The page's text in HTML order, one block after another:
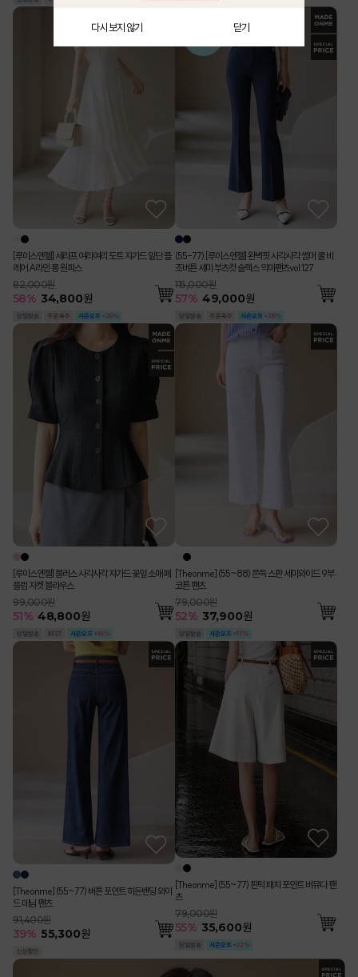
[루이스엔젤] 세라프 여리여리 도트 쟈가드 밑단 플
레어 A라인 롱 원피스
82,000원
58% 34,800원
(55-77) [루이스엔젤] 완벽핏 사각사각 썸머 쿨 비
조버튼 세미 부츠컷 슬랙스 악마팬츠vol.127
115,000원
57% 49,000원
[루이스엔젤] 블러스 사각사각 쟈가드 꽃잎 소매 페
플럼 자켓 블라우스
99,000원
51% 48,800원
[Theonme] (55~88) 쫀득 스판 세미와이드 9부
코튼 팬츠
79,000원
52% 37,900원
[Theonme] (55~77) 버튼 포인트 히든밴딩 와이
드 데님 팬츠
91,400원
39% 55,300원
[Theonme] (55~77) 핀턱 패치 포인트 버뮤다 팬
츠
79,000원
55% 35,600원
다시 보지 않기 닫기